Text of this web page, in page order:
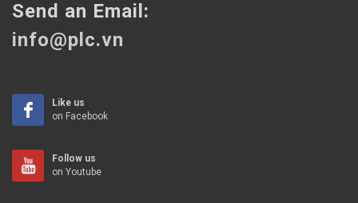
Send an Email:
info@plc.vn
Like us
on Facebook
Follow us
on Youtube